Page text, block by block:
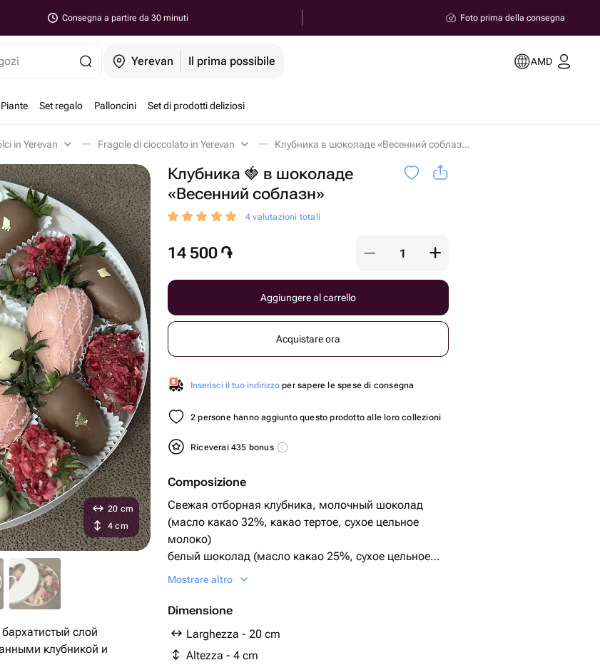
Consegna a partire da 30 minuti Foto prima della consegna
Yerevan Il prima possibile AMD
Piante Set regalo Palloncini Set di prodotti deliziosi
in Yerevan Fragole di cioccolato in Yerevan Клубника в шоколаде «Весенний соблазн» in Yerevan
Клубника 🍓 в шоколаде
«Весенний соблазн»
4 valutazioni totali
14 500 ֏
Aggiungere al carrello
Acquistare ora
Inserisci il tuo indirizzo per sapere le spese di consegna
2 persone hanno aggiunto questo prodotto alle loro collezioni
Riceverai 435 bonus
Composizione
Свежая отборная клубника, молочный шоколад
(масло какао 32%, какао тертое, сухое цельное
молоко)
белый шоколад (масло какао 25%, сухое цельное
молоко, молоко сухое обезжиренное)
сублимированные клубника и малина
Mostrare altro
Dimensione
Larghezza - 20 cm
Altezza - 4 cm
20 cm
4 cm
слой
клубникой и